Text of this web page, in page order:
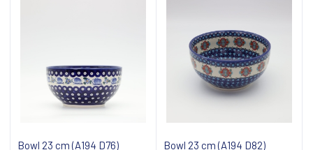
Bowl 23 cm (A194 D76) Bowl 23 cm (A194 D82)